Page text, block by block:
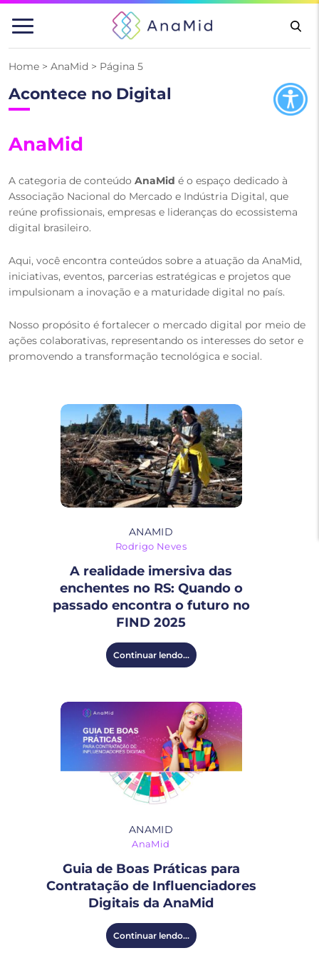
Pular
para
Home > AnaMid > Página 5
Acontece no Digital
AnaMid
A categoria de conteúdo AnaMid é o espaço dedicado à
Associação Nacional do Mercado e Indústria Digital, que
reúne profissionais, empresas e lideranças do ecossistema
digital brasileiro.
Aqui, você encontra conteúdos sobre a atuação da AnaMid,
iniciativas, eventos, parcerias estratégicas e projetos que
impulsionam a inovação e a maturidade digital no país.
Nosso propósito é fortalecer o mercado digital por meio de
ações colaborativas, representando os interesses do setor e
promovendo a transformação tecnológica e social.
ANAMID
Rodrigo Neves
A realidade imersiva das
enchentes no RS: Quando o
passado encontra o futuro no
FIND 2025
Continuar lendo...
ANAMID
AnaMid
Guia de Boas Práticas para
Contratação de Influenciadores
Digitais da AnaMid
Continuar lendo...